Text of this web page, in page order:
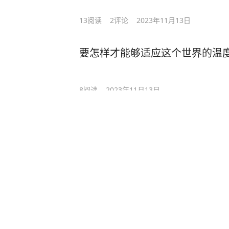
13阅读 2评论 2023年11月13日
要怎样才能够适应这个世界的温
8阅读 2023年11月13日